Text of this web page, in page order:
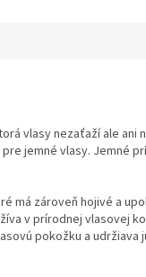
vlasy nezaťaží ale ani
jemné vlasy. Jemné
má zároveň hojivé a
v prírodnej vlasovej
pokožku a udržiava